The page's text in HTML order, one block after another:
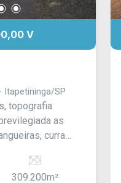
V
Itapetininga/SP
topografia
as
curral,
e
309.200m²